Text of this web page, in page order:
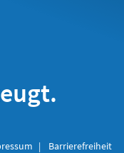
Barrierefreiheit